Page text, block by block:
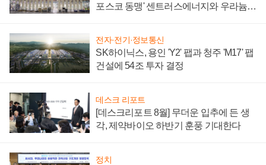
포스코 동맹' 센트러스에너지와 우라늄
전자·전기·정보통신
SK하이닉스, 용인 'Y2' 팹과 청주 'M17' 팹
건설에 54조 투자 결정
데스크 리포트
[데스크리포트 8월] 무더운 입추에 든 생
각, 제약바이오 하반기 훈풍 기대한다
정치